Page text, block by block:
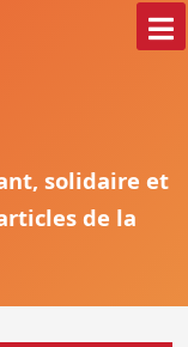
solidaire et
de la